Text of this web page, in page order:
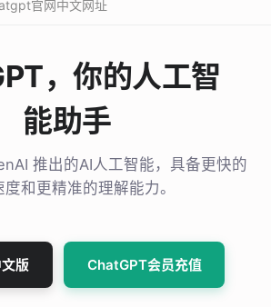
官网中文网址
，你的人工智
能助手
推出的AI人工智能，具备更快的
度和更精准的理解能力。
版 ChatGPT会员充值